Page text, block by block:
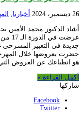
26 ديسمبر، 2024 أخبارنا
أشاد الدكتور محمد الأمين
جديدة في التعبير المسرحي
حضرت بعروضها خلال
هو انطباعك عن العروض
أكمل القراءة »
شاركها
Facebook
Twitter